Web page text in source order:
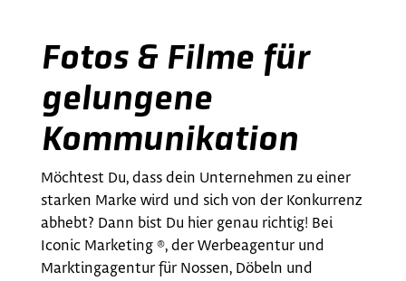
Fotos & Filme für
gelungene
Kommunikation
Möchtest Du, dass dein Unternehmen zu einer
starken Marke wird und sich von der Konkurrenz
abhebt? Dann bist Du hier genau richtig! Bei
Iconic Marketing ®, der Werbeagentur und
Marktingagentur für Nossen, Döbeln und